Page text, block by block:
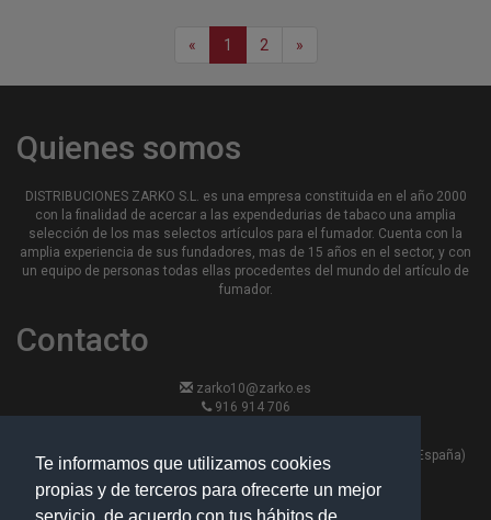
Te informamos que utilizamos cookies
propias y de terceros para ofrecerte un mejor
« 1 2 »
Quienes somos
DISTRIBUCIONES ZARKO S.L. es una empresa constituida en el año 2000
con la finalidad de acercar a las expendedurias de tabaco una amplia
selección de los mas selectos artículos para el fumador. Cuenta con la
amplia experiencia de sus fundadores, mas de 15 años en el sector, y con
un equipo de personas todas ellas procedentes del mundo del artículo de
fumador.
Contacto
zarko10@zarko.es
916 914 706
Calle Hierro 13, nave 6 - 28330 -San Martin de la Vega, Madrid (España)
Políticas